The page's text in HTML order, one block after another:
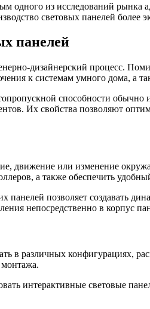
одного из исследований рынка
световых панелей более
панелей
дизайнерский процесс.
к системам умного дома, а
способности
Их свойства позволяют
движение или изменение
а также обеспечить
позволяет создавать
непосредственно в корпус
в различных конфигурациях,
монтажа.
интерактивные световые